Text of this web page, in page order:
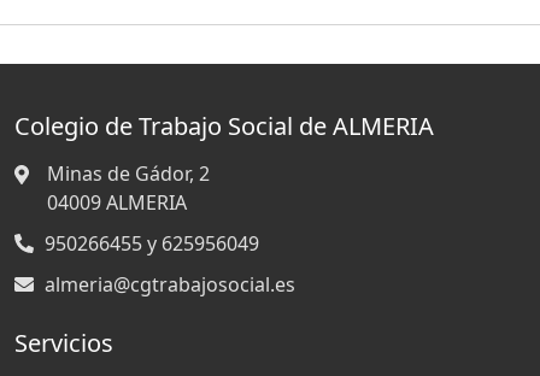
Colegio de Trabajo Social de ALMERIA
Minas de Gádor, 2
04009ALMERIA
950266455 y 625956049
almeria@cgtrabajosocial.es
Servicios